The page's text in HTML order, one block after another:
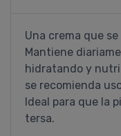
Una crema que
Mantiene
hidratando y
se recomienda
Ideal para que la
tersa.